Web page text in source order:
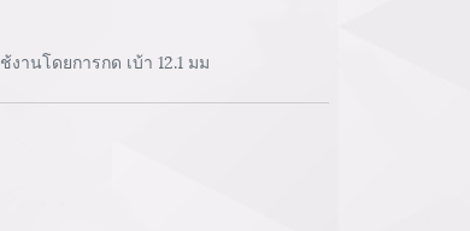
านโดยการกด เบ้า 12.1 มม